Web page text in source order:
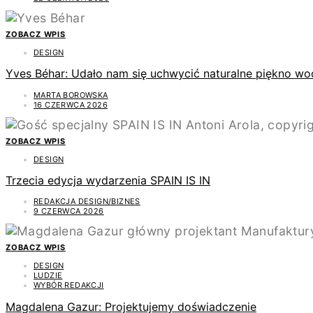
ZOBACZ WPIS
DESIGN
Yves Béhar: Udało nam się uchwycić naturalne piękno
MARTA BOROWSKA
16 CZERWCA 2026
ZOBACZ WPIS
DESIGN
Trzecia edycja wydarzenia SPAIN IS IN
REDAKCJA DESIGN/BIZNES
9 CZERWCA 2026
ZOBACZ WPIS
DESIGN
LUDZIE
WYBÓR REDAKCJI
Magdalena Gazur: Projektujemy doświadczenie